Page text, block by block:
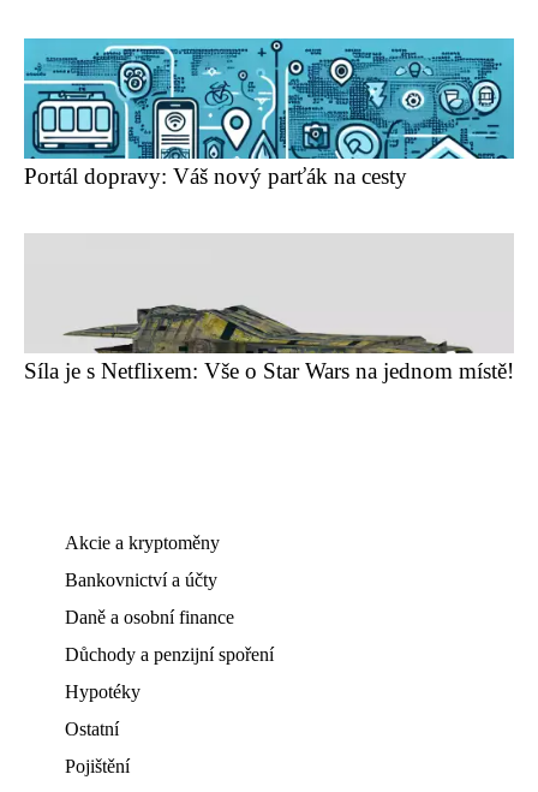
Portál dopravy: Váš nový parťák na cesty
Síla je s Netflixem: Vše o Star Wars na jednom místě!
Akcie a kryptoměny
Bankovnictví a účty
Daně a osobní finance
Důchody a penzijní spoření
Hypotéky
Ostatní
Pojištění